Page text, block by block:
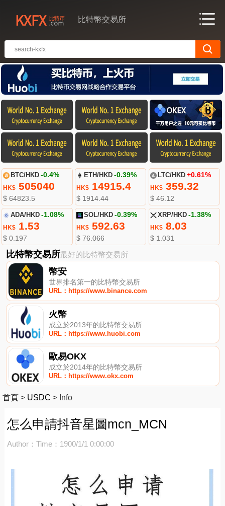
比特幣交易所
BTC/HKD -0.4%
HK$505040
$ 64823.5
ETH/HKD -0.39%
HK$ 14915.4
$ 1914.44
LTC/HKD +0.61%
HK$359.32
$ 46.12
ADA/HKD -1.08%
HK$1.53
$ 0.197
SOL/HKD -0.39%
HK$ 592.63
$ 76.066
XRP/HKD -1.38%
HK$8.03
$ 1.031
比特幣交易所最好的比特幣交易所
幣安
世界排名第一的比特幣交易所
URL：https://www.binance.com
火幣
成立於2013年的比特幣交易所
URL：https://www.huobi.com
歐易OKX
成立於2014年的比特幣交易所
URL：https://www.okx.com
首頁 > USDC > Info
怎么申請抖音星圖mcn_MCN
Author： Time：1900/1/1 0:00:00